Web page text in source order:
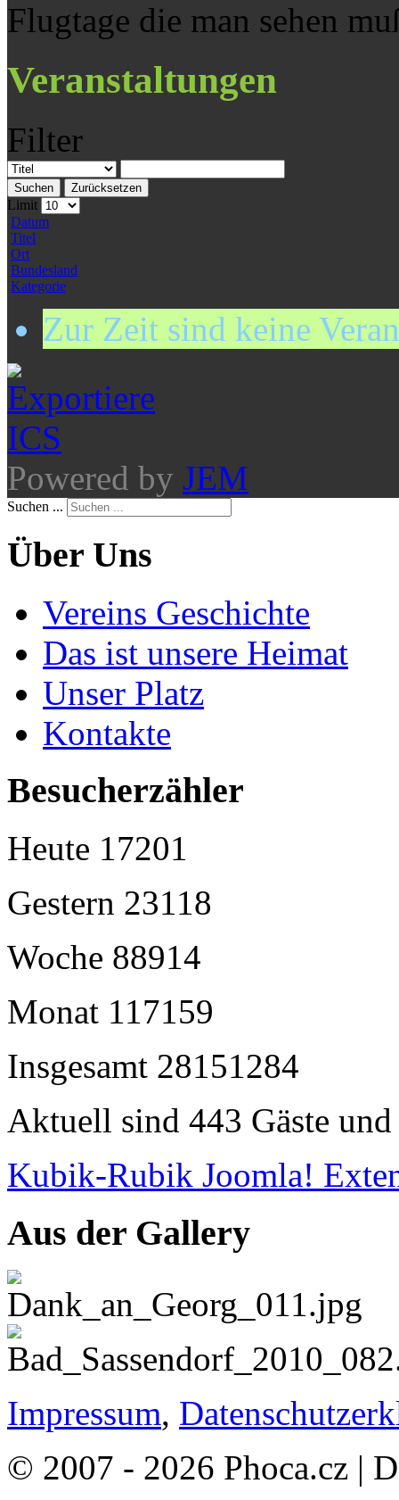
Flugtage die man sehen
Veranstaltungen
Filter
Suchen Zurücksetzen
Limit
Datum
Titel
Ort
Bundesland
Kategorie
Zur Zeit sind keine
Powered by JEM
Suchen ...
Über Uns
Vereins Geschichte
Das ist unsere Heimat
Unser Platz
Kontakte
Besucherzähler
Heute 17201
Gestern 23118
Woche 88914
Monat 117159
Insgesamt 28151284
Aktuell sind 443 Gäste
Kubik-Rubik Joomla!
Aus der Gallery
Impressum,
© 2007 - 2026 Phoca.cz |